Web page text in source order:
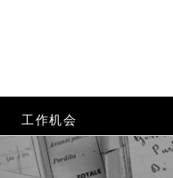
工作机会
在 ZEGNA 工作